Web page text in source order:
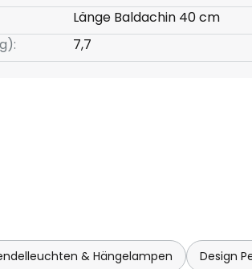
Länge Baldachin 40 cm
7,7
& Hängelampen Design